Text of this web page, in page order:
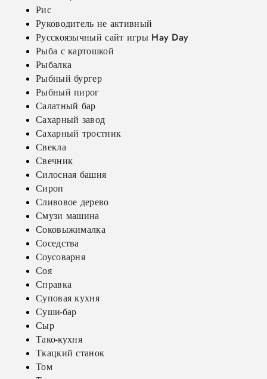
Рис
Руководитель не активный
Русскоязычный сайт игры Hay Day
Рыба с картошкой
Рыбалка
Рыбный бургер
Рыбный пирог
Салатный бар
Сахарный завод
Сахарный тростник
Свекла
Свечник
Силосная башня
Сироп
Сливовое дерево
Смузи машина
Соковыжималка
Соседства
Соусоварня
Соя
Справка
Суповая кухня
Суши-бар
Сыр
Тако-кухня
Ткацкий станок
Том